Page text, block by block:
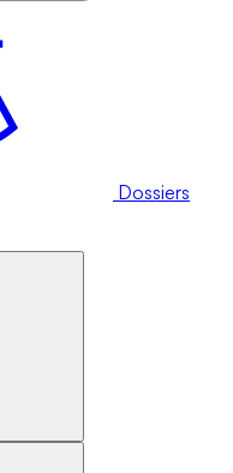
Dossiers